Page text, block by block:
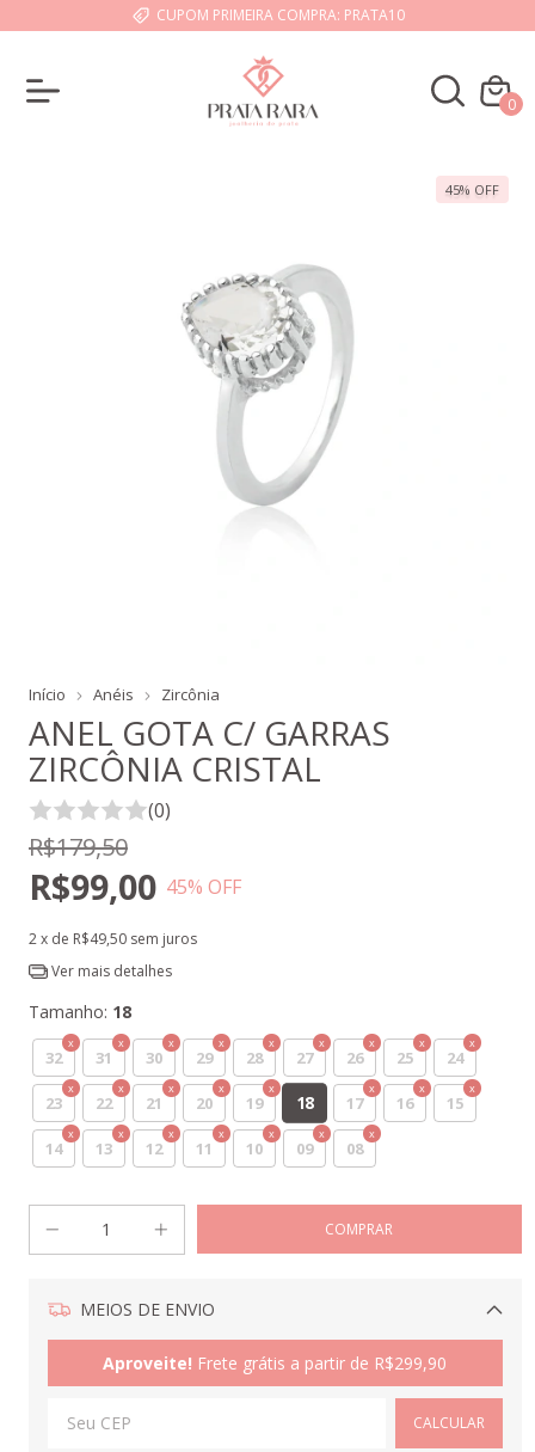
CUPOM PRIMEIRA COMPRA: PRATA10
0
45% OFF
Início Anéis Zircônia
ANEL GOTA C/ GARRAS
ZIRCÔNIA CRISTAL
(0)
R$179,50
R$99,00 45% OFF
2x de R$49,50 sem juros
Ver mais detalhes
Tamanho: 18
32 31 30 29 28 27 26 25 24
23 22 21 20 19 18 17 16 15
14 13 12 11 10 09 08
MEIOS DE ENVIO
Aproveite! Frete grátis a partir de R$299,90
CALCULAR